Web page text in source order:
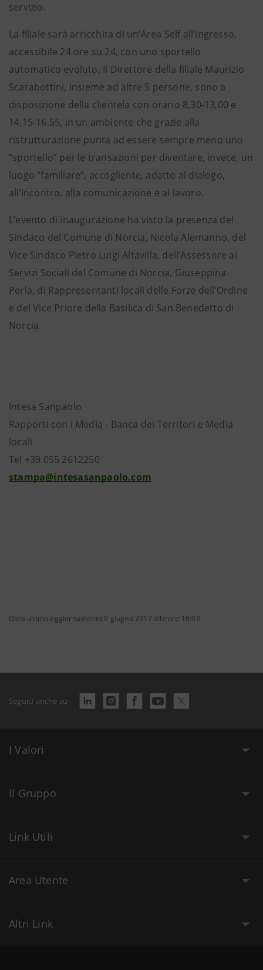
servizio.
La filiale sarà arricchita di un’Area Self all’ingresso,
accessibile 24 ore su 24, con uno sportello
automatico evoluto. Il Direttore della filiale Maurizio
Scarabottini, insieme ad altre 5 persone, sono a
disposizione della clientela con orario 8,30-13,00 e
14,15-16.55, in un ambiente che grazie alla
ristrutturazione punta ad essere sempre meno uno
“sportello” per le transazioni per diventare, invece, un
luogo “familiare”, accogliente, adatto al dialogo,
all’incontro, alla comunicazione e al lavoro.
L’evento di inaugurazione ha visto la presenza del
Sindaco del Comune di Norcia, Nicola Alemanno, del
Vice Sindaco Pietro Luigi Altavilla, dell’Assessore ai
Servizi Sociali del Comune di Norcia, Giuseppina
Perla, di Rappresentanti locali delle Forze dell’Ordine
e del Vice Priore della Basilica di San Benedetto di
Norcia.
Intesa Sanpaolo
Rapporti con i Media - Banca dei Territori e Media
locali
Tel +39 055 2612250
stampa@intesasanpaolo.com
Data ultimo aggiornamento 6 giugno 2017 alle ore 18:08
Seguici anche su
I Valori
Il Gruppo
Link Utili
Area Utente
Altri Link